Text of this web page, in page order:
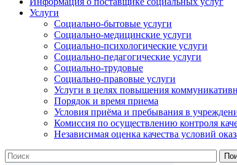
Услуги
Социально-бытовые услуги
Социально-медицинские услуги
Социально-психологические услуги
Социально-педагогические услуги
Социально-трудовые
Социально-правовые услуги
Услуги в целях повышения
Порядок и время приема
Условия приёма и пребывания в
Комиссия по осуществлению контроля
Независимая оценка качества условий